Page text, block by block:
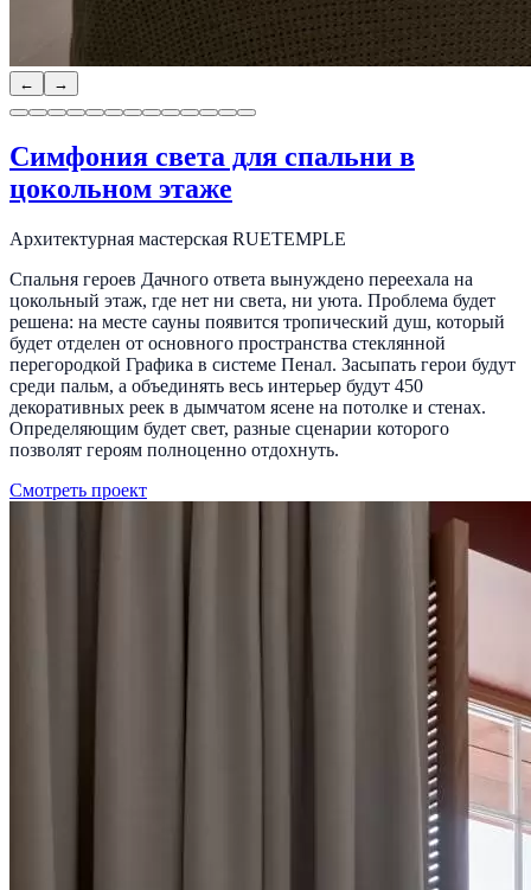
← →
Симфония света для спальни в
цокольном этаже
Архитектурная мастерская RUETEMPLE
Спальня героев Дачного ответа вынуждено переехала на
цокольный этаж, где нет ни света, ни уюта. Проблема будет
решена: на месте сауны появится тропический душ, который
будет отделен от основного пространства стеклянной
перегородкой Графика в системе Пенал. Засыпать герои будут
среди пальм, а объединять весь интерьер будут 450
декоративных реек в дымчатом ясене на потолке и стенах.
Определяющим будет свет, разные сценарии которого
позволят героям полноценно отдохнуть.
Смотреть проект